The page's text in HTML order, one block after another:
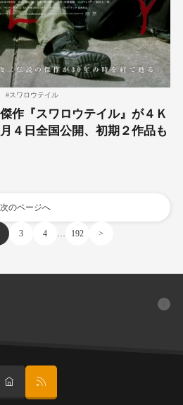
#スワロウテイル
作『スワロウテイル』が４Ｋ
４日全国公開、初期２作品も
次のページへ
3 4 192 >